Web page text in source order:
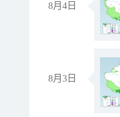
8月4日
8月3日